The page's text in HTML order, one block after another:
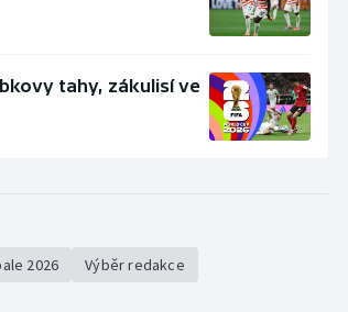
tahy, zákulisí ve
2026 Výběr redakce